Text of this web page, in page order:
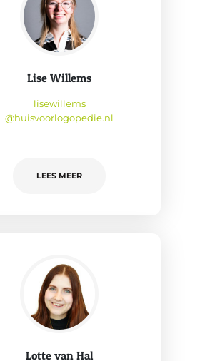
Lise Willems
lisewillems
@huisvoorlogopedie.nl
LEES MEER
Lotte van Hal